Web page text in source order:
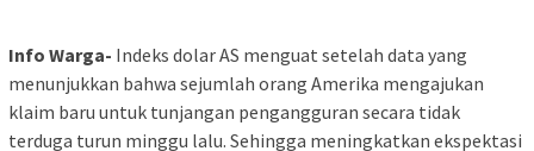
Info Warga- Indeks dolar AS menguat setelah data yang
menunjukkan bahwa sejumlah orang Amerika mengajukan
klaim baru untuk tunjangan pengangguran secara tidak
terduga turun minggu lalu. Sehingga meningkatkan ekspektasi